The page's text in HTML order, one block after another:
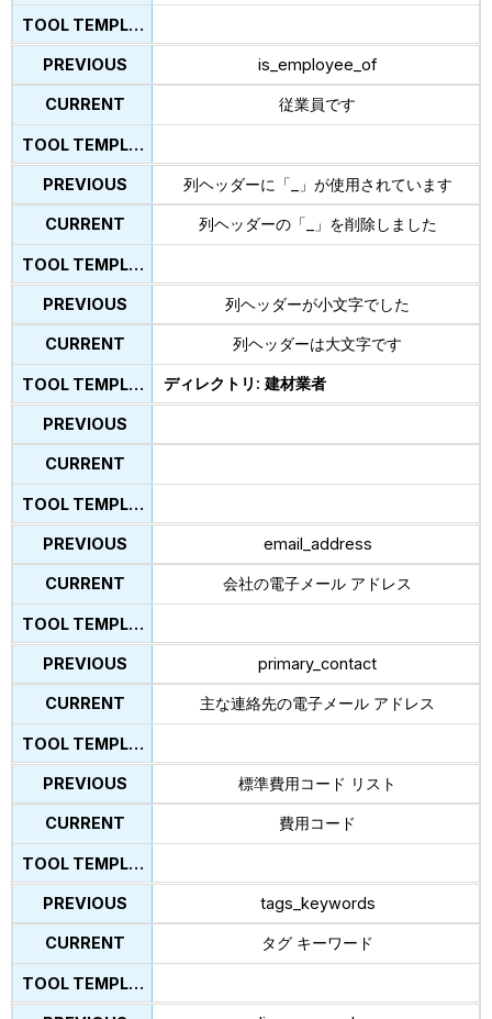
is_employee_of
従業員です
列ヘッダーに「_」が使用されています
列ヘッダーの「_」を削除しました
列ヘッダーが小文字でした
列ヘッダーは大文字です
ディレクトリ: 建材業者
email_address
会社の電子メール アドレス
primary_contact
主な連絡先の電子メール アドレス
標準費用コード リスト
費用コード
tags_keywords
タグ キーワード